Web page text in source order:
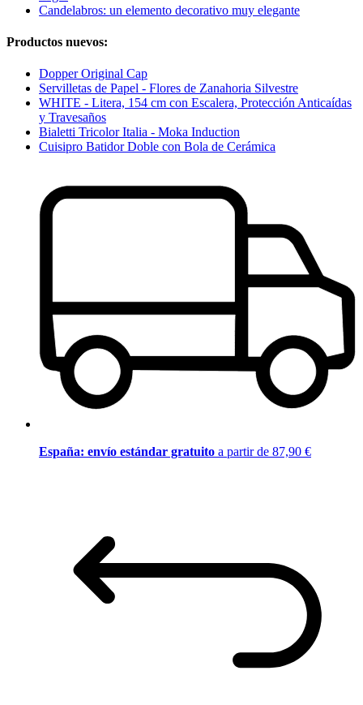
Candelabros: un elemento decorativo muy elegante
Productos nuevos:
Dopper Original Cap
Servilletas de Papel - Flores de Zanahoria Silvestre
WHITE - Litera, 154 cm con Escalera, Protección Anticaídas
y Travesaños
Bialetti Tricolor Italia - Moka Induction
Cuisipro Batidor Doble con Bola de Cerámica
España: envío estándar gratuito a partir de 87,90 €